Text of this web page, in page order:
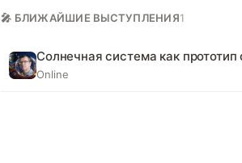
🎤 БЛИЖАЙШИЕ ВЫСТУПЛЕНИЯ1
Солнечная система как
Online